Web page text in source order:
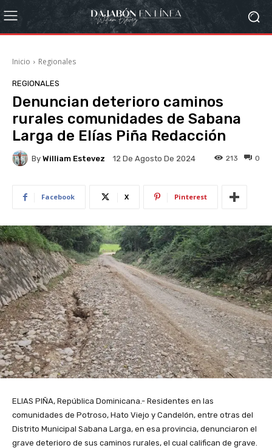
Inicio Regionales
REGIONALES
Denuncian deterioro caminos
rurales comunidades de Sabana
Larga de Elías Piña Redacción
By William Estevez 12 De Agosto De 2024 0
213
Facebook X Pinterest
ELIAS PIÑA, República Dominicana.- Residentes en las
comunidades de Potroso, Hato Viejo y Candelón, entre otras del
Distrito Municipal Sabana Larga, en esa provincia, denunciaron el
grave deterioro de sus caminos rurales, el cual califican de grave.